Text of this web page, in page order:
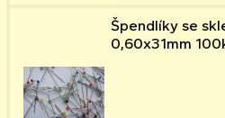
Špendlíky se
0,60x31mm